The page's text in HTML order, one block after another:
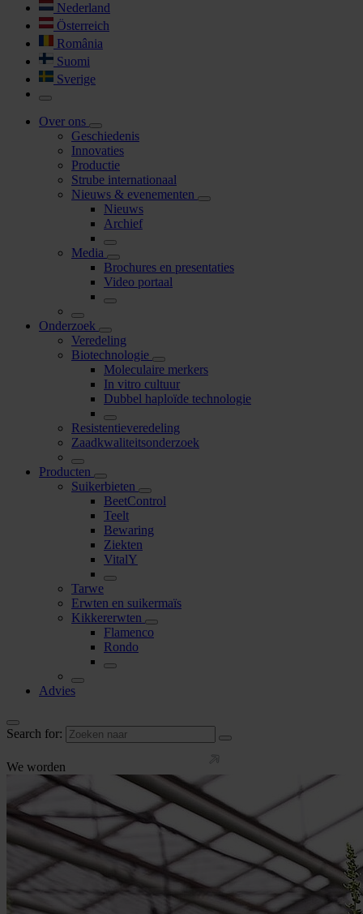
Nederland
Österreich
România
Suomi
Sverige
Over ons
Geschiedenis
Innovaties
Productie
Strube internationaal
Nieuws & evenementen
Nieuws
Archief
Media
Brochures en presentaties
Video portaal
Onderzoek
Veredeling
Biotechnologie
Moleculaire merkers
In vitro cultuur
Dubbel haploïde technologie
Resistentieveredeling
Zaadkwaliteitsonderzoek
Producten
Suikerbieten
BeetControl
Teelt
Bewaring
Ziekten
VitalY
Tarwe
Erwten en suikermaïs
Kikkererwten
Flamenco
Rondo
Advies
Search for:
We worden